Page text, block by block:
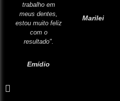
trabalho em
meus dentes,
estou muito feliz
com o
resultado".
Emídio
Marilei